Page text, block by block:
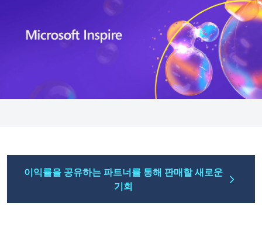
이익률을 공유하는 파트너를 통해 판매할 새로운
기회